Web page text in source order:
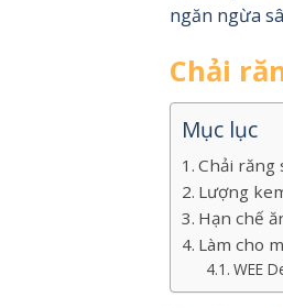
ngăn ngừa
Chải
Mục lục
Chải răng
Lượng
Hạn chế
Làm cho
WEE